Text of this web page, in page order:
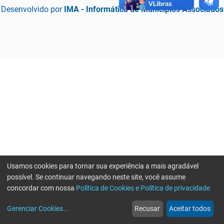
Desenvolvido por IMA - Informática de Municípios Associados
web
Notícias
more_horiz
Mais
Usamos cookies para tornar sua experiência a mais agradável
possível. Se continuar navegando neste site, você assume
concordar com nossa Política de Cookies e Política de privacidade
Gerenciar Cookies... Recusar Aceitar todos
Erro ao enviar informações, por favor tente novamente